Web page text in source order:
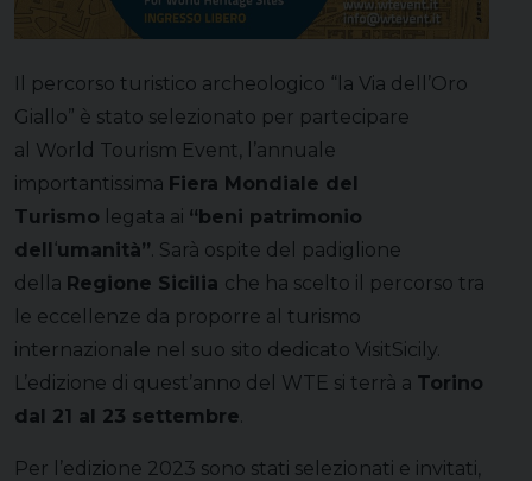
Il percorso turistico archeologico “la Via dell’Oro
Giallo” è stato selezionato per partecipare
al World Tourism Event
, l’annuale
importantissima Fiera Mondiale del
Turismo legata ai “beni patrimonio
dell ‘umanità” . Sarà ospite del padiglione
della Regione Sicilia che ha scelto il percorso tra
le eccellenze da proporre al turismo
internazionale nel suo sito dedicato VisitSicily.
L’edizione di quest’anno del WTE si terrà a Torino
dal 21 al 23 settembre
Per l’edizione 2023 sono stati selezionati e invitati,